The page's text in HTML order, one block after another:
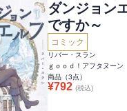
ダンジョン
ですか～
コミック
リバー・スラン
ｇｏｏｄ！アフタヌーン
商品（3点）
¥792 (税込)